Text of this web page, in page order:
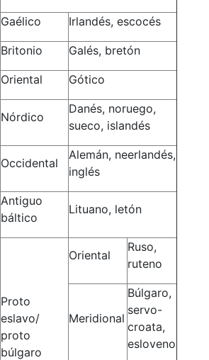
Gaélico Irlandés, escocés
Britonio Galés, bretón
Oriental Gótico
Nórdico
Danés, noruego,
sueco, islandés
Occidental
Alemán, neerlandés,
inglés
Antiguo
báltico
Lituano, letón
Proto
eslavo/
proto
búlgaro
Oriental
Ruso,
ruteno
Meridional
Búlgaro,
servo-
croata,
esloveno